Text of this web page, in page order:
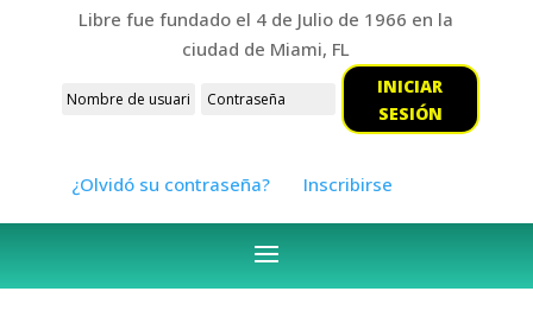
Libre fue fundado el 4 de Julio de 1966 en la
ciudad de Miami, FL
INICIAR
SESIÓN
¿Olvidó su contraseña? Inscribirse